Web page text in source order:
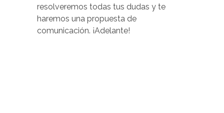
resolveremos todas tus dudas y te
haremos una propuesta de
comunicación. ¡Adelante!